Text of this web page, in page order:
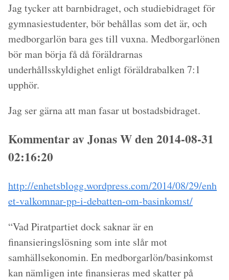
Jag tycker att barnbidraget, och studiebidraget för
gymnasiestudenter, bör behållas som det är, och
medborgarlön bara ges till vuxna. Medborgarlönen
bör man börja få då föräldrarnas
underhållsskyldighet enligtföräldrabalken 7:1
upphör.
Jag ser gärna att man fasar ut bostadsbidraget.
Kommentar av Jonas W den 2014-08-31
02:16:20
http://enhetsblogg.wordpress.com/2014/08/29/enh
et-valkomnar-pp-i-debatten-om-basinkomst/
“Vad Piratpartiet dock saknar är en
finansieringslösning som inte slår mot
samhällsekonomin. En medborgarlön/basinkomst
kan nämligen inte finansieras med skatter på